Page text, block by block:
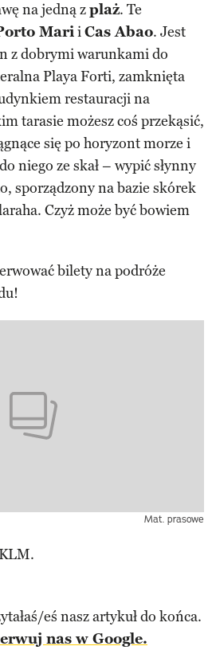
na jedną zplaż. Te
MariiCas Abao. Jest
z dobrymi warunkami do
Playa Forti, zamknięta
restauracji na
tarasie możesz coś przekąsić,
się po horyzont morze i
niego ze skał – wypić słynny
sporządzony na bazie skórek
Czyż może być bowiem
bilety na podróże
Mat. prasowe
eś nasz artykuł do końca.
nas w Google.